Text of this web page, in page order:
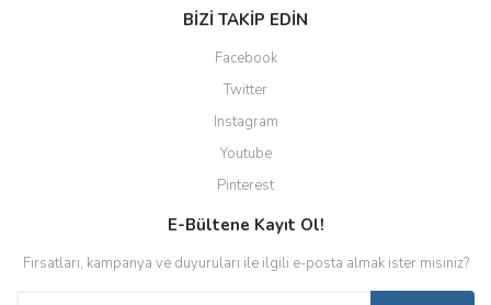
BİZİ TAKİP EDİN
Facebook
Twitter
Instagram
Youtube
Pinterest
E-Bültene Kayıt Ol!
Fırsatları, kampanya ve duyuruları ile ilgili e-posta almak ister misiniz?